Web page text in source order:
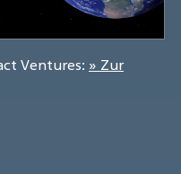
Ventures: » Zur